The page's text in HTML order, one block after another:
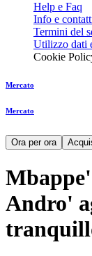
Help e Faq
Info e
Termini del
Utilizzo dati
Cookie
Mercato
Mercato
Ora per ora
Andro'